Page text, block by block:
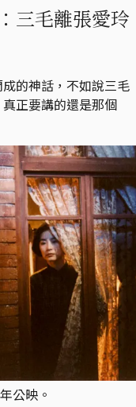
三毛離張愛玲
的神話，不如說三毛
正要講的還是那個
公映。